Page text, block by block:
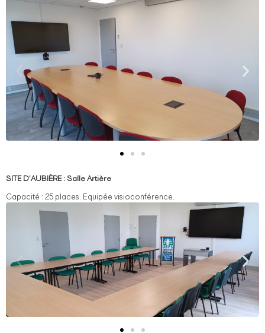
SITE D’AUBIÈRE : Salle Artière
Capacité : 25 places. Equipée visioconférence.